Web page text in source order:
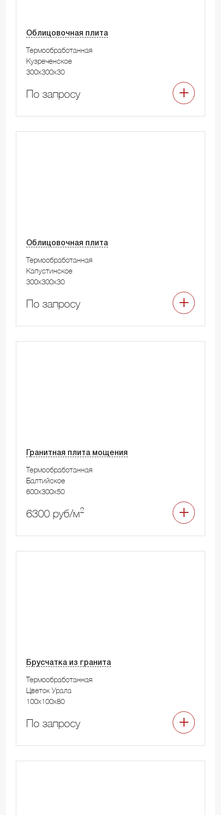
Облицовочная плита
Термообработанная
Кузреченское
300x300x30
По запросу
Облицовочная плита
Термообработанная
Капустинское
300x300x30
По запросу
Гранитная плита мощения
Термообработанная
Балтийское
600x300x50
6300 руб/м2
Брусчатка из гранита
Термообработанная
Цветок Урала
100x100x80
По запросу